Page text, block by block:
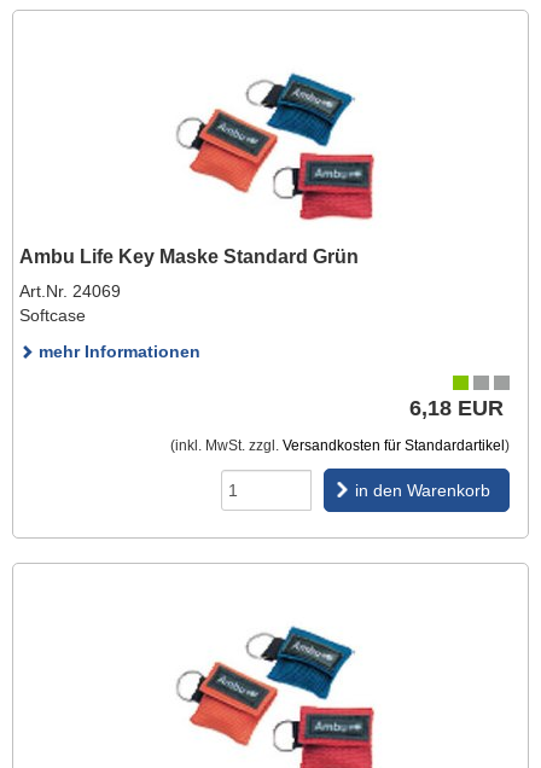
Ambu Life Key Maske Standard Grün
Art.Nr. 24069
Softcase
mehr Informationen
6,18 EUR
(inkl. MwSt. zzgl. Versandkosten für Standardartikel )
in den Warenkorb